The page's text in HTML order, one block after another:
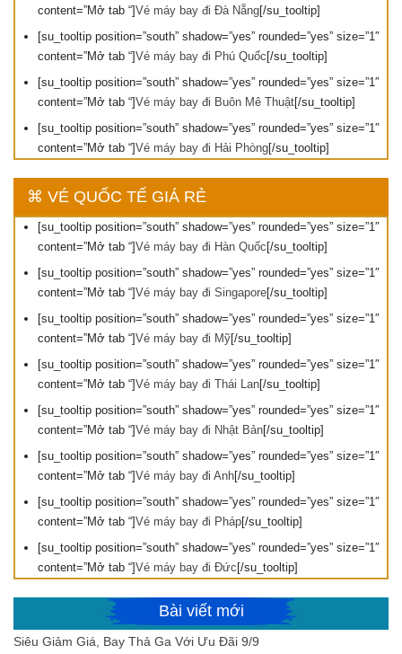
content=”Mở tab “]Vé máy bay đi Đà Nẵng[/su_tooltip]
[su_tooltip position=”south” shadow=”yes” rounded=”yes” size=”1″
content=”Mở tab “]Vé máy bay đi Phú Quốc [/su_tooltip]
[su_tooltip position=”south” shadow=”yes” rounded=”yes” size=”1″
content=”Mở tab “]Vé máy bay đi Buôn Mê Thuật[/su_tooltip]
[su_tooltip position=”south” shadow=”yes” rounded=”yes” size=”1″
content=”Mở tab “]Vé máy bay đi Hải Phòng[/su_tooltip]
⌘ VÉ QUỐC TẾ GIÁ RẺ
[su_tooltip position=”south” shadow=”yes” rounded=”yes” size=”1″
content=”Mở tab “]Vé máy bay đi Hàn Quốc [/su_tooltip]
[su_tooltip position=”south” shadow=”yes” rounded=”yes” size=”1″
content=”Mở tab “]Vé máy bay đi Singapore[/su_tooltip]
[su_tooltip position=”south” shadow=”yes” rounded=”yes” size=”1″
content=”Mở tab “]Vé máy bay đi Mỹ[/su_tooltip]
[su_tooltip position=”south” shadow=”yes” rounded=”yes” size=”1″
content=”Mở tab “]Vé máy bay đi Thái Lan[/su_tooltip]
[su_tooltip position=”south” shadow=”yes” rounded=”yes” size=”1″
content=”Mở tab “]Vé máy bay đi Nhật Bản[/su_tooltip]
[su_tooltip position=”south” shadow=”yes” rounded=”yes” size=”1″
content=”Mở tab “]Vé máy bay đi Anh[/su_tooltip]
[su_tooltip position=”south” shadow=”yes” rounded=”yes” size=”1″
content=”Mở tab “]Vé máy bay đi Pháp[/su_tooltip]
[su_tooltip position=”south” shadow=”yes” rounded=”yes” size=”1″
content=”Mở tab “]Vé máy bay đi Đức [/su_tooltip]
Bài viết mới
Siêu Giảm Giá, Bay Thả Ga Với Ưu Đãi 9/9